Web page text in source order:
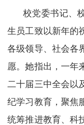
校党委书记、
生员工致以新年的
各级领导、社会各
愿。她指出，一年
二十届三中全会以
纪学习教育，聚焦
统筹推进教育、科